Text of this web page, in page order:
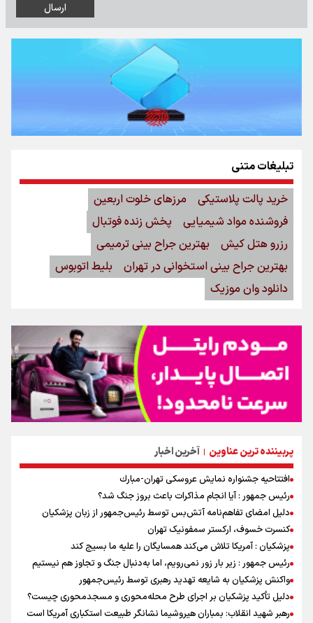
پربیننده ترین عناوین | آخرین اخبار
افتتاحیه جشنواره نمايش عروسكى تهران-مبارك
رئیس جمهور : آیا انجام مذاکرات باعث بروز جنگ شد؟
دلیل امضای تفاهم‌نامه آتش‌بس توسط رئیس‌جمهور از زبان پزشکیان
کنسرت خسوف، ارکستر سمفونیک تهران
پزشکیان : آمریکا تلاش می‌کند همسایگان را علیه ما بسیج کند
رئیس جمهور : زیر بار زور نمی‌رویم، اما به‌دنبال جنگ و تجاوز هم نیستیم
واکنش پزشکیان به شایعه تهدید رهبری توسط رئیس‌جمهور
دلیل تأکید پزشکیان بر اجرای طرح محله‌محوری و مسجدمحوری چیست؟
رهبر شهید انقلاب: بمباران هیروشیما نشانگر طبیعت استکباری آمریکا است
تبلیغات متنی
خرید پالت پلاستیکی
مرزهای خلوت اربعین
فروشنده مواد شیمیایی
پخش زنده فوتبال
رزرو هتل کیش
بهترین جراح بینی ترمیمی
بهترین جراح بینی استخوانی در تهران
بلیط اتوبوس
دانلود وان موزیک